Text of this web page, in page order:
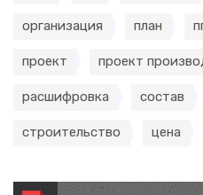
организация план
проект проект
расшифровка состав
строительство цена